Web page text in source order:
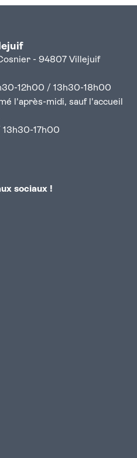
- 94807 Villejuif
12h00 / 13h30-18h00
l'après-midi, sauf l'accueil
17h00
sociaux !